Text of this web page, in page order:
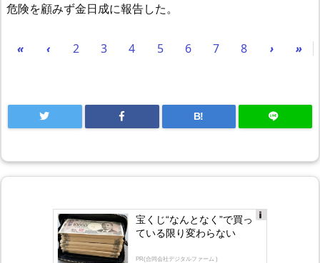
危険を顧みず金日成に報告した。
« ‹ 2 3 4 5 6 7 8 › »
B!
宝くじ“なんとなく”で買っ
ている限り変わらない
PR(合同会社デジタルファーム )